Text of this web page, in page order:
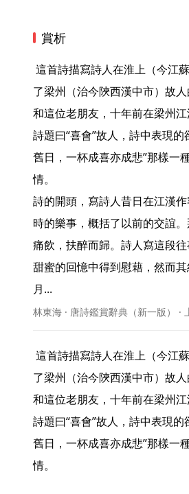
賞析
了梁州（治今陝西漢中市）故
和這位老朋友，十年前在梁州江
詩題曰“喜會”故人，詩中表現的
舊日，一杯成喜亦成悲”那樣一
情。
詩的開頭，寫詩人昔日在江漢
時的樂事，概括了以前的交誼
痛飲，扶醉而歸。詩人寫這段
甜蜜的回憶中得到慰藉，然而
月...
林東海 · 唐詩鑑賞辭典（新一版） ·
了梁州（治今陝西漢中市）故
和這位老朋友，十年前在梁州江
詩題曰“喜會”故人，詩中表現的
舊日，一杯成喜亦成悲”那樣一
情。